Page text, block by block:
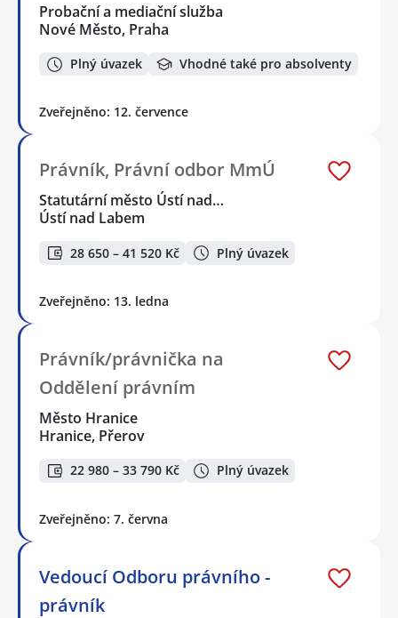
Probační a mediační služba
Nové Město, Praha
Plný úvazek Vhodné také pro absolventy
Zveřejněno: 12. července
Právník, Právní odbor MmÚ
Statutární město Ústí nad…
Ústí nad Labem
28 650 – 41 520 Kč Plný úvazek
Zveřejněno: 13. ledna
Právník/právnička na
Oddělení právním
Město Hranice
Hranice, Přerov
22 980 – 33 790 Kč Plný úvazek
Zveřejněno: 7. června
Vedoucí Odboru právního -
právník